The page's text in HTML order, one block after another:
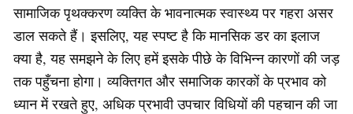
सामाजिक पृथक्करण व्यक्ति के भावनात्मक स्वास्थ्य पर गहरा असर
डाल सकते हैं। इसलिए, यह स्पष्ट है कि मानसिक डर का इलाज
क्या है, यह समझने के लिए हमें इसके पीछे के विभिन्न कारणों की जड़
तक पहुँचना होगा। व्यक्तिगत और समाजिक कारकों के प्रभाव को
ध्यान में रखते हुए, अधिक प्रभावी उपचार विधियों की पहचान की जा